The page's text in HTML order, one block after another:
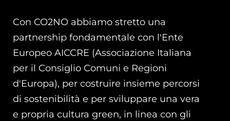
Con CO2NO abbiamo stretto una
partnership fondamentale con l'Ente
Europeo AICCRE (Associazione Italiana
per il Consiglio Comuni e Regioni
d'Europa), per costruire insieme percorsi
di sostenibilità e per sviluppare una vera
e propria cultura green, in linea con gli